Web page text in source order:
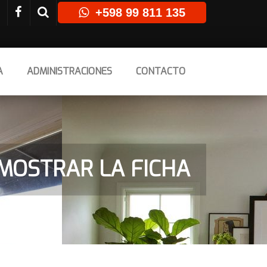
+598 99 811 135
ADMINISTRACIONES CONTACTO
LA FICHA